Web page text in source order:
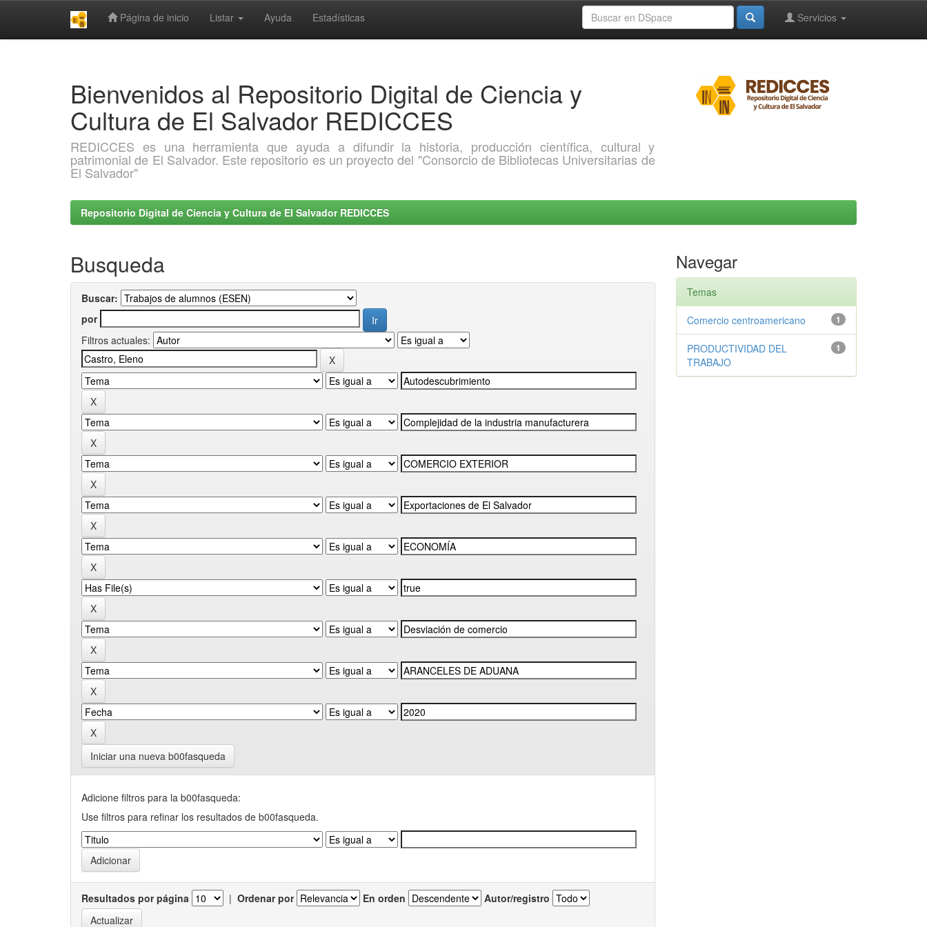
Página de inicio Listar Ayuda Estadísticas Servicios
Bienvenidos al Repositorio Digital de Ciencia y
Cultura de El Salvador REDICCES
REDICCES es una herramienta que ayuda a difundir la historia, producción científica, cultural y
patrimonial de El Salvador. Este repositorio es un proyecto del "Consorcio de Bibliotecas Universitarias de
El Salvador"
Repositorio Digital de Ciencia y Cultura de El Salvador REDICCES
Busqueda
Buscar:
por
Filtros actuales:
Iniciar una nueva b00fasqueda
Adicione filtros para la b00fasqueda:
Use filtros para refinar los resultados de b00fasqueda.
Resultados por página | Ordenar por En orden Autor/registro
Navegar
Temas
1
Comercio centroamericano
1
PRODUCTIVIDAD DEL
TRABAJO